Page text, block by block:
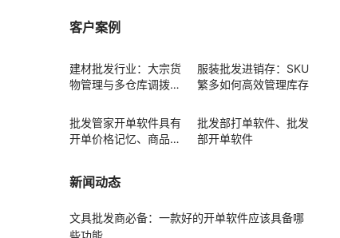
客户案例
建材批发行业：大宗货
物管理与多仓库调拨方
服装批发进销存：SKU
繁多如何高效管理库存
批发管家开单软件具有
开单价格记忆、商品赠
批发部打单软件、批发
部开单软件
新闻动态
文具批发商必备：一款好的开单软件应该具备哪